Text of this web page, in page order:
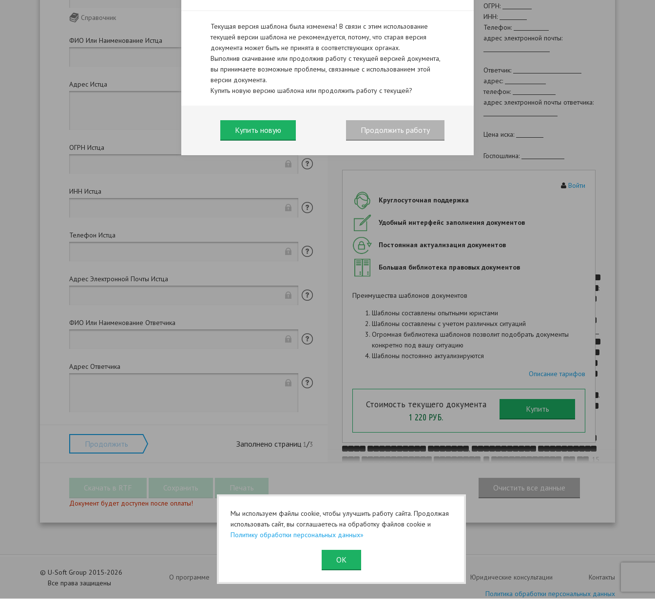
Текущая версия шаблона была изменена! В связи с этим использование
текущей версии шаблона не рекомендуется, потому, что старая версия
документа может быть не принята в соответствующих органах.
Выполнив скачивание или продолжив работу с текущей версией документа,
вы принимаете возможные проблемы, связанные с использованием этой
версии документа.
Купить новую версию шаблона или продолжить работу с текущей?
Продолжить работу
Купить новую
Справочник
ФИО Или Наименование Истца
Адрес Истца
ОГРН Истца
ИНН Истца
Телефон Истца
Адрес Электронной Почты Истца
ФИО Или Наименование Ответчика
Адрес Ответчика
Продолжить Заполнено страниц 1/3
ОГРН:
ИНН:
Телефон:
адрес электронной почты:
Ответчик:
адрес:
телефон:
адрес электронной почты ответчика:
Цена иска:
Госпошлина:
Продолжить заполнение шаблона Вы сможете после оплаты!
.
,
:
. N
)
.
. 453
,
. 15
,
.
,
,
Войти
Круглосуточная поддержка
Удобный интерфейс заполнения документов
Постоянная актуализация документов
Большая библиотека правовых документов
Преимущества шаблонов документов
Шаблоны составлены опытными юристами
Шаблоны составлены с учетом различных ситуаций
Огромная библиотека шаблонов позволит подобрать документы
конкретно под вашу ситуацию
Шаблоны постоянно актуализируются
Описание тарифов
Стоимость текущего документа
1 220 РУБ.
Документ будет доступен после оплаты!
© U-Soft Group 2015-2026
Все права защищены
О программе Юридические консультации
Контакты
Политика обработки персональных данных
Мы используем файлы cookie, чтобы улучшить работу сайта. Продолжая
использовать сайт, вы соглашаетесь на обработку файлов cookie и
Политику обработки персональных данных»
ОК